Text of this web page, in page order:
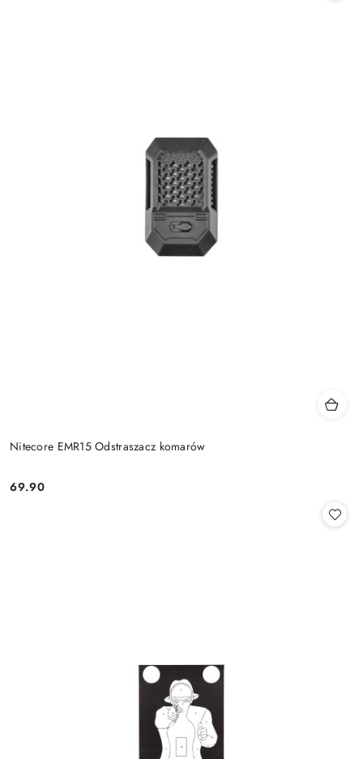
Nitecore EMR15 Odstraszacz komarów
Cena:
69.90